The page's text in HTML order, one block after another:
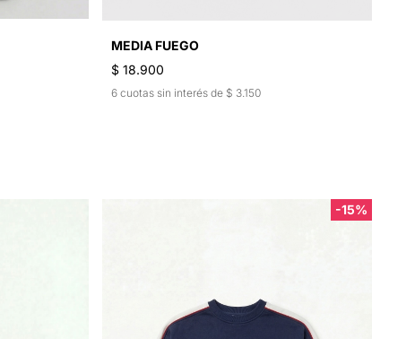
MEDIA FUEGO
$ 18.900
6 cuotas sin interés de $ 3.150
-15%